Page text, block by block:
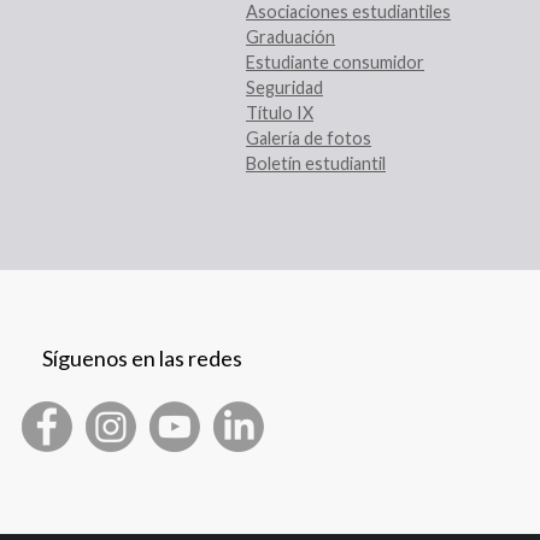
Asociaciones estudiantiles
Graduación
Estudiante consumidor
Seguridad
Título IX
Galería de fotos
Boletín estudiantil
Síguenos en las redes